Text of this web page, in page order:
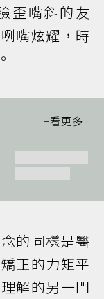
歪嘴斜的友
嘴炫耀，時
的同樣是醫
正的力矩平
解的另一門